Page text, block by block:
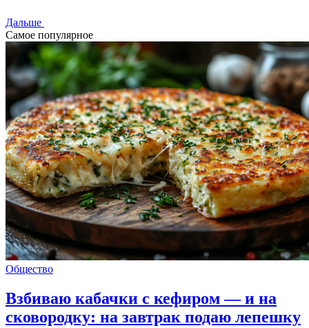
Дальше
Самое популярное
Общество
Взбиваю кабачки с кефиром — и на
сковородку: на завтрак подаю лепешку